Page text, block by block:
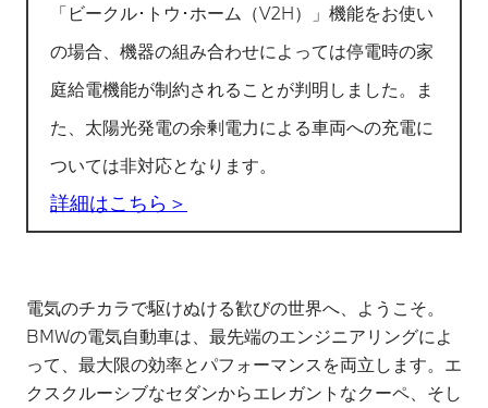
「ビークル･トウ･ホーム（V2H）」機能をお使い
の場合、機器の組み合わせによっては停電時の家
庭給電機能が制約されることが判明しました。ま
た、太陽光発電の余剰電力による車両への充電に
ついては非対応となります。
詳細はこちら＞
電気のチカラで駆けぬける歓びの世界へ、ようこそ。
BMWの電気自動車は、最先端のエンジニアリングによ
って、最大限の効率とパフォーマンスを両立します。エ
クスクルーシブなセダンからエレガントなクーペ、そし